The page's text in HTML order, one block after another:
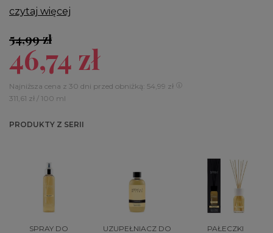
czytaj więcej
54,99 zł
46,74 zł
Najniższa cena z 30 dni przed obniżką: 54,99 zł
311,61 zł / 100 ml
PRODUKTY Z SERII
SPRAY DO
UZUPEŁNIACZ DO
PAŁECZKI